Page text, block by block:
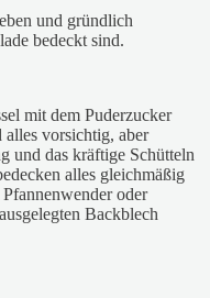
und gründlich
bedeckt sind.
mit dem Puderzucker
vorsichtig, aber
und das kräftige Schütteln
alles gleichmäßig
oder
Backblech